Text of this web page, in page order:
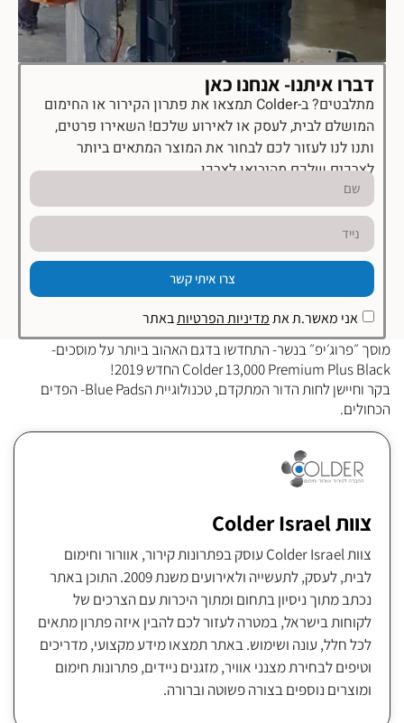
דברו איתנו- אנחנו כאן
מתלבטים? ב-Colder תמצאו את פתרון הקירור או החימום
המושלם לבית, לעסק או לאירוע שלכם! השאירו פרטים,
ותנו לנו לעזור לכם לבחור את המוצר המתאים ביותר
לצרכים שלכם מהיבואן לצרכן.
אני מאשר.ת אתמדיניות הפרטיותבאתר
צרו איתי קשר
מוסך ״פרוג׳יפ״ בנשר- התחדשו בדגם האהוב ביותר על מוסכים-
Colder 13,000 Premium Plus Black החדש 2019!
בקר וחיישן לחות הדור המתקדם, טכנולוגיית הBlue Pads- הפדים
הכחולים.
צוות Colder Israel
צוות Colder Israel עוסק בפתרונות קירור, אוורור וחימום
לבית, לעסק, לתעשייה ולאירועים משנת 2009. התוכן באתר
נכתב מתוך ניסיון בתחום ומתוך היכרות עם הצרכים של
לקוחות בישראל, במטרה לעזור לכם להבין איזה פתרון מתאים
לכל חלל, עונה ושימוש. באתר תמצאו מידע מקצועי, מדריכים
וטיפים לבחירת מצנני אוויר, מזגנים ניידים, פתרונות חימום
ומוצרים נוספים בצורה פשוטה וברורה.